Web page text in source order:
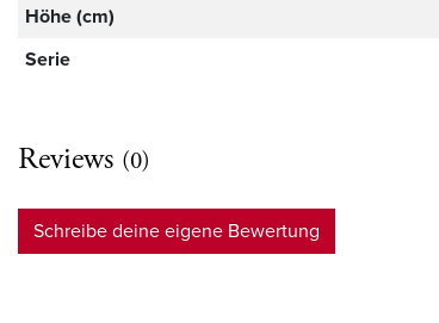
Höhe (cm)
Serie
Reviews (0)
Schreibe deine eigene Bewertung